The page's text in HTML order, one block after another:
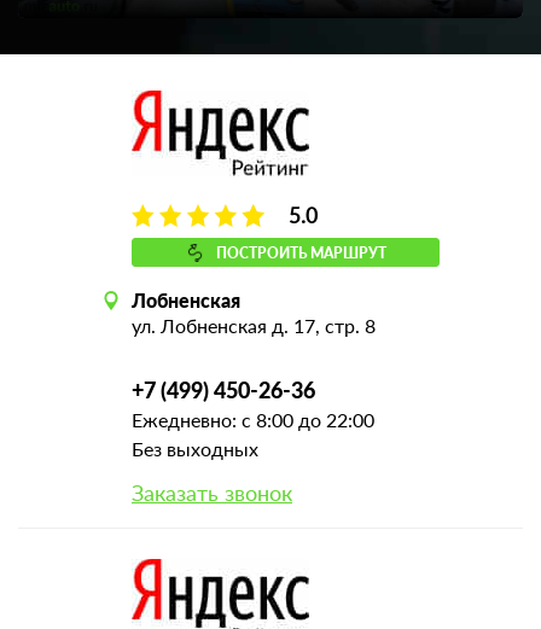
5.0
ПОСТРОИТЬ МАРШРУТ
Лобненская
ул. Лобненская д. 17, стр. 8
+7 (499) 450-26-36
Ежедневно: с 8:00 до 22:00
Без выходных
Заказать звонок